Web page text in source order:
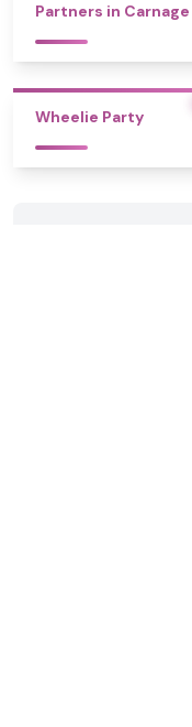
Partners in Carnage
Wheelie Party